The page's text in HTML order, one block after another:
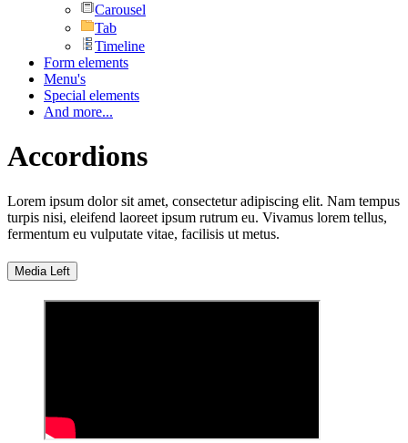
Carousel
Tab
Timeline
Form elements
Menu's
Special elements
And more...
Accordions
Lorem ipsum dolor sit amet, consectetur adipiscing elit. Nam tempus
turpis nisi, eleifend laoreet ipsum rutrum eu. Vivamus lorem tellus,
fermentum eu vulputate vitae, facilisis ut metus.
Media Left